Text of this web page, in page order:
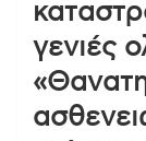
γενιές